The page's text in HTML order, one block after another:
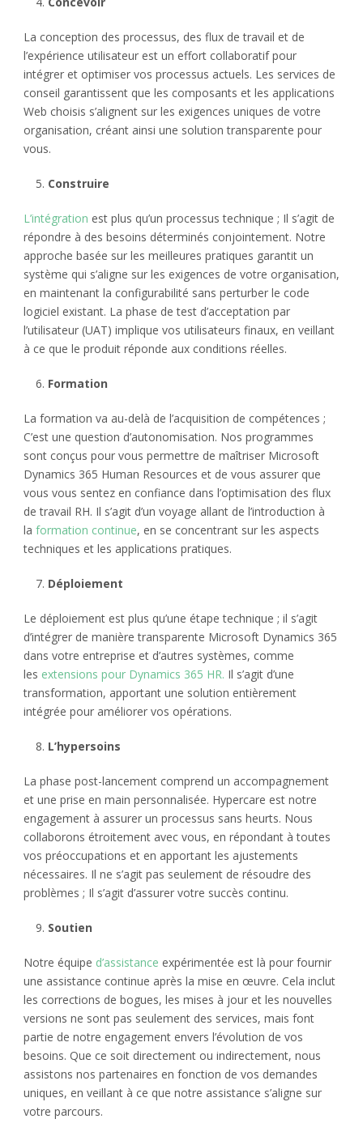
La conception des processus, des flux de travail et de
l’expérience utilisateur est un effort collaboratif pour
intégrer et optimiser vos processus actuels. Les services de
conseil garantissent que les composants et les applications
Web choisis s’alignent sur les exigences uniques de votre
organisation, créant ainsi une solution transparente pour
vous.
Construire
L’intégration est plus qu’un processus technique ; Il s’agit de
répondre à des besoins déterminés conjointement. Notre
approche basée sur les meilleures pratiques garantit un
système qui s’aligne sur les exigences de votre organisation,
en maintenant la configurabilité sans perturber le code
logiciel existant. La phase de test d’acceptation par
l’utilisateur (UAT) implique vos utilisateurs finaux, en veillant
à ce que le produit réponde aux conditions réelles.
Formation
La formation va au-delà de l’acquisition de compétences ;
C’est une question d’autonomisation. Nos programmes
sont conçus pour vous permettre de maîtriser Microsoft
Dynamics 365 Human Resources et de vous assurer que
vous vous sentez en confiance dans l’optimisation des flux
de travail RH. Il s’agit d’un voyage allant de l’introduction à
la formation continue, en se concentrant sur les aspects
techniques et les applications pratiques.
Déploiement
Le déploiement est plus qu’une étape technique ; il s’agit
d’intégrer de manière transparente Microsoft Dynamics 365
dans votre entreprise et d’autres systèmes, comme
les extensions pour Dynamics 365 HR. Il s’agit d’une
transformation, apportant une solution entièrement
intégrée pour améliorer vos opérations.
L’hypersoins
La phase post-lancement comprend un accompagnement
et une prise en main personnalisée. Hypercare est notre
engagement à assurer un processus sans heurts. Nous
collaborons étroitement avec vous, en répondant à toutes
vos préoccupations et en apportant les ajustements
nécessaires. Il ne s’agit pas seulement de résoudre des
problèmes ; Il s’agit d’assurer votre succès continu.
Soutien
Notre équipe d’assistance expérimentée est là pour fournir
une assistance continue après la mise en œuvre. Cela inclut
les corrections de bogues, les mises à jour et les nouvelles
versions ne sont pas seulement des services, mais font
partie de notre engagement envers l’évolution de vos
besoins. Que ce soit directement ou indirectement, nous
assistons nos partenaires en fonction de vos demandes
uniques, en veillant à ce que notre assistance s’aligne sur
votre parcours.